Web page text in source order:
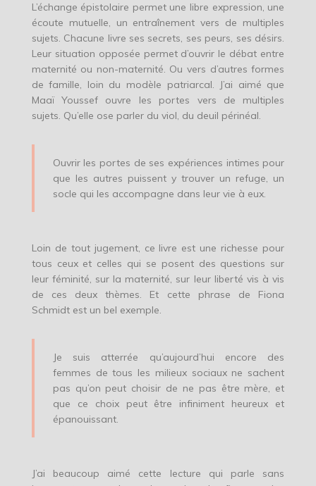
L’échange épistolaire permet une libre expression, une
écoute mutuelle, un entraînement vers de multiples
sujets. Chacune livre ses secrets, ses peurs, ses désirs.
Leur situation opposée permet d’ouvrir le débat entre
maternité ou non-maternité. Ou vers d’autres formes
de famille, loin du modèle patriarcal. J’ai aimé que
Maaï Youssef ouvre les portes vers de multiples
sujets. Qu’elle ose parler du viol, du deuil périnéal.
Ouvrir les portes de ses expériences intimes pour
que les autres puissent y trouver un refuge, un
socle qui les accompagne dans leur vie à eux.
Loin de tout jugement, ce livre est une richesse pour
tous ceux et celles qui se posent des questions sur
leur féminité, sur la maternité, sur leur liberté vis à vis
de ces deux thèmes. Et cette phrase de Fiona
Schmidt est un bel exemple.
Je suis atterrée qu’aujourd’hui encore des
femmes de tous les milieux sociaux ne sachent
pas qu’on peut choisir de ne pas être mère, et
que ce choix peut être infiniment heureux et
épanouissant.
J’ai beaucoup aimé cette lecture qui parle sans